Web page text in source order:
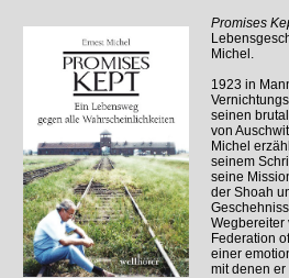
Promises
Michel.
1923 in
seinen
von
Michel
seinem
seine
der Shoah
Wegbereiter
Federation
einer
mit denen er